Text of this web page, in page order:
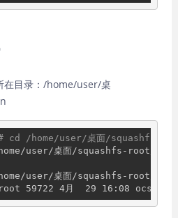
在目录：/home/user/桌
cd /home/user/桌面/squashfs-
user/桌面/squashfs-root/
user/桌面/squashfs-root/